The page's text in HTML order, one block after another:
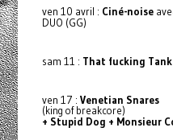
ven 10 avril : Ciné-noise
DUO (GG)
sam 11 : That fucking Tank
ven 17 : Venetian Snares
(king of breakcore)
+ Stupid Dog + Monsieur